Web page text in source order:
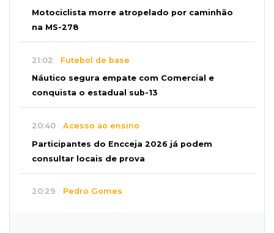
Motociclista morre atropelado por caminhão
na MS-278
21:02 Futebol de base
Náutico segura empate com Comercial e
conquista o estadual sub-13
20:40 Acesso ao ensino
Participantes do Encceja 2026 já podem
consultar locais de prova
20:29 Pedro Gomes